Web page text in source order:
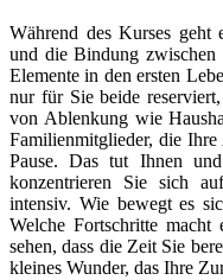
Während des Kurses
und die Bindung zwischen
Elemente in den ersten
nur für Sie beide
von Ablenkung wie
Familienmitglieder, die
Pause. Das tut Ihnen
konzentrieren Sie sich
intensiv. Wie bewegt es
Welche Fortschritte
sehen, dass die Zeit Sie
kleines Wunder, das Ihre